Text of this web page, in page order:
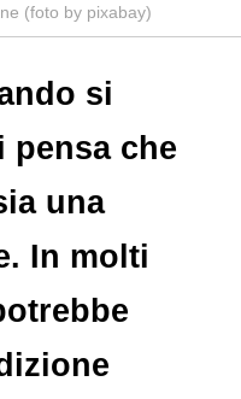
(foto by pixabay)
si
pensa che
una
In molti